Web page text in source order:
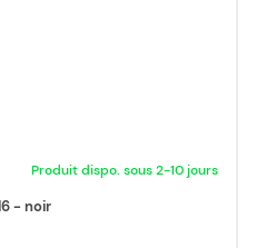
Produit dispo. sous 2-10 jours
- noir